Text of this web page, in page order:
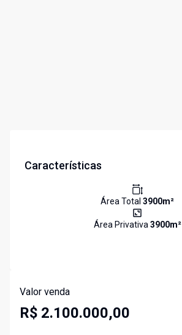
Características
Área Total 3900m²
Área Privativa3900m²
Valor venda
R$ 2.100.000,00